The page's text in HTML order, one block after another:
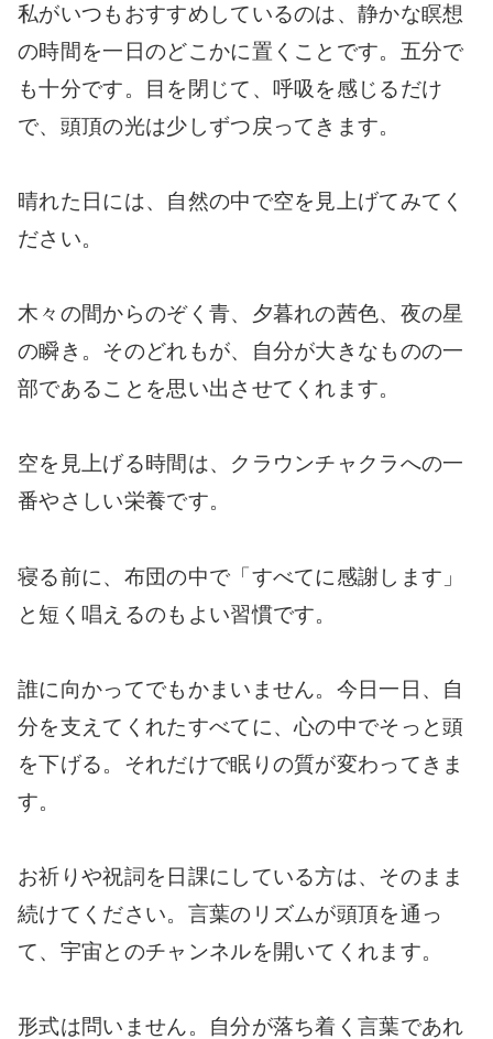
私がいつもおすすめしているのは、静かな瞑想
の時間を一日のどこかに置くことです。五分で
も十分です。目を閉じて、呼吸を感じるだけ
で、頭頂の光は少しずつ戻ってきます。
晴れた日には、自然の中で空を見上げてみてく
ださい。
木々の間からのぞく青、夕暮れの茜色、夜の星
の瞬き。そのどれもが、自分が大きなものの一
部であることを思い出させてくれます。
空を見上げる時間は、クラウンチャクラへの一
番やさしい栄養です。
寝る前に、布団の中で「すべてに感謝します」
と短く唱えるのもよい習慣です。
誰に向かってでもかまいません。今日一日、自
分を支えてくれたすべてに、心の中でそっと頭
を下げる。それだけで眠りの質が変わってきま
す。
お祈りや祝詞を日課にしている方は、そのまま
続けてください。言葉のリズムが頭頂を通っ
て、宇宙とのチャンネルを開いてくれます。
形式は問いません。自分が落ち着く言葉であれ